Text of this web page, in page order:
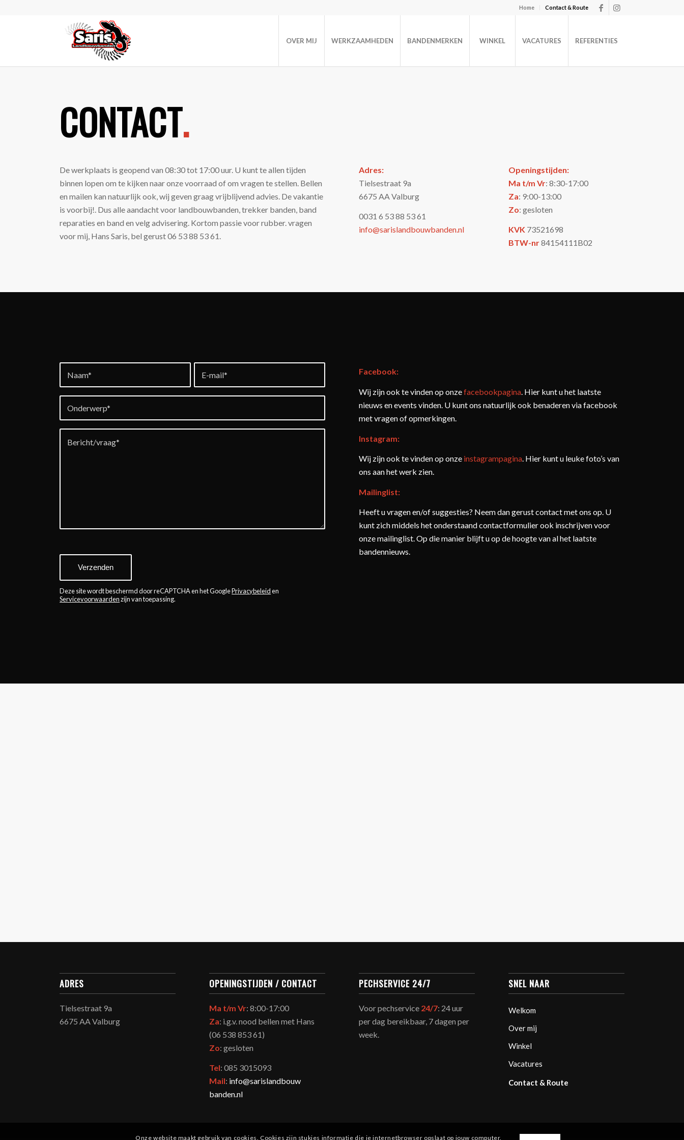
Home Contact & Route
OVER MIJ WERKZAAMHEDEN BANDENMERKEN WINKEL VACATURES REFERENTIES
CONTACT.
De werkplaats is geopend van 08:30 tot 17:00 uur. U kunt te allen tijden
binnen lopen om te kijken naar onze voorraad of om vragen te stellen. Bellen
en mailen kan natuurlijk ook, wij geven graag vrijblijvend advies. De vakantie
is voorbij!. Dus alle aandacht voor landbouwbanden, trekker banden, band
reparaties en band en velg advisering. Kortom passie voor rubber. vragen
voor mij, Hans Saris, bel gerust 06 53 88 53 61.
Adres:
Tielsestraat 9a
6675 AA Valburg
0031 6 53 88 53 61
info@sarislandbouwbanden.nl
Openingstijden:
Ma t/m Vr: 8:30-17:00
Za: 9:00-13:00
Zo: gesloten
KVK 73521698
BTW-nr84154111B02
MET GOOGLE RECAPTCHA API. U KUNT HET CONTACTFORMULIER
MOMENTEEL NIET INDIENEN. PROBEER HET LATER NOG EENS - LAAD
DE PAGINA OPNIEUW EN CONTROLEER OOK UW
INTERNETVERBINDING.
Facebook:
Wij zijn ook te vinden op onzefacebookpagina. Hier kunt u het laatste
nieuws en events vinden. U kunt ons natuurlijk ook benaderen via facebook
met vragen of opmerkingen.
Instagram:
Wij zijn ook te vinden op onze instagrampagina. Hier kunt u leuke foto’s van
ons aan het werk zien.
Mailinglist:
Heeft u vragen en/of suggesties? Neem dan gerust contact met ons op. U
kunt zich middels het onderstaand contactformulier ook inschrijven voor
onze mailinglist. Op die manier blijft u op de hoogte van al het laatste
bandennieuws.
ADRES OPENINGSTIJDEN / CONTACT
Ma t/m Vr: 8:00-17:00
Za: i.g.v. nood bellen met Hans
(06 538 853 61)
Zo: gesloten
Tel: 085 3015093
PECHSERVICE 24/7
Voor pechservice
SNEL NAAR
Onze website maakt gebruik van cookies. Cookies zijn stukjes informatie die je internetbrowser opslaat op jouw computer.